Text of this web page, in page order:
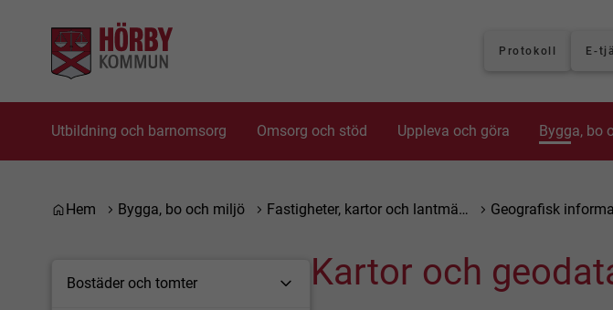
Gå till innehåll
Gå till huvudmeny
Gå till sidomeny
Protokoll E-
Utbildning och barnomsorg Omsorg och stöd Uppleva och göra Bygga, bo
Du är här:
Hem Bygga, bo och miljö Fastigheter, kartor och lantmä… Geografisk
Bostäder och tomter Kartor och